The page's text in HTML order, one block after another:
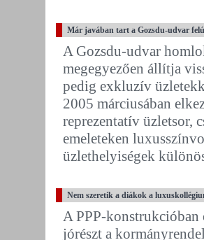
Már javában tart a Gozsdu-udvar
A Gozsdu-udvar
megegyezően állítja
pedig exkluzív
2005 márciusában
reprezentatív üzletsor,
emeleteken
üzlethelyiségek
Nem szeretik a diákok a
A PPP-
jórészt a